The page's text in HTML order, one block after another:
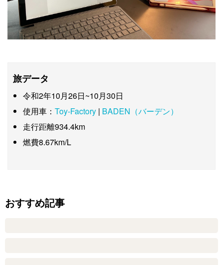
旅データ
令和2年10月26日~10月30日
使用車： Toy-Factory | BADEN（バーデン）
走行距離934.4km
燃費8.67km/L
おすすめ記事